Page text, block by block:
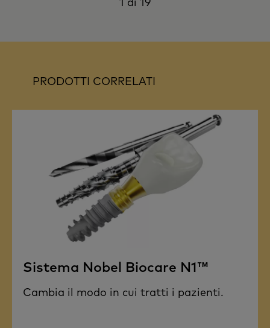
PRODOTTI CORRELATI
Sistema Nobel Biocare N1™
Cambia il modo in cui tratti i pazienti.